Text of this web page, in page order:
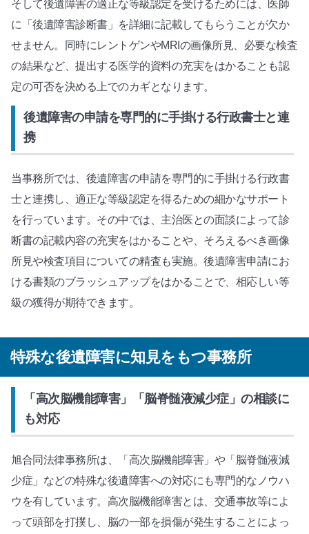
そして後遺障害の適正な等級認定を受けるためには、医師
に「後遺障害診断書」を詳細に記載してもらうことが欠か
せません。同時にレントゲンやMRIの画像所見、必要な検査
の結果など、提出する医学的資料の充実をはかることも認
定の可否を決める上でのカギとなります。
後遺障害の申請を専門的に手掛ける行政書士と連
携
当事務所では、後遺障害の申請を専門的に手掛ける行政書
士と連携し、適正な等級認定を得るための細かなサポート
を行っています。その中では、主治医との面談によって診
断書の記載内容の充実をはかることや、そろえるべき画像
所見や検査項目についての精査も実施。後遺障害申請にお
ける書類のブラッシュアップをはかることで、相応しい等
級の獲得が期待できます。
特殊な後遺障害に知見をもつ事務所
「高次脳機能障害」「脳脊髄液減少症」の相談に
も対応
旭合同法律事務所は、「高次脳機能障害」や「脳脊髄液減
少症」などの特殊な後遺障害への対応にも専門的なノウハ
ウを有しています。高次脳機能障害とは、交通事故等によ
って頭部を打撲し、脳の一部を損傷が発生することによっ